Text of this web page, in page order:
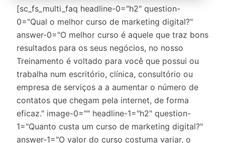
[sc_fs_multi_faq headline-0="h2" question-
0="Qual o melhor curso de marketing digital?"
answer-0="O melhor curso é aquele que traz bons
resultados para os seus negócios, no nosso
Treinamento é voltado para você que possui ou
trabalha num escritório, clínica, consultório ou
empresa de serviços a a aumentar o número de
contatos que chegam pela internet, de forma
eficaz." image-0="" headline-1="h2" question-
1="Quanto custa um curso de marketing digital?"
answer-1="O valor do curso costuma variar, o